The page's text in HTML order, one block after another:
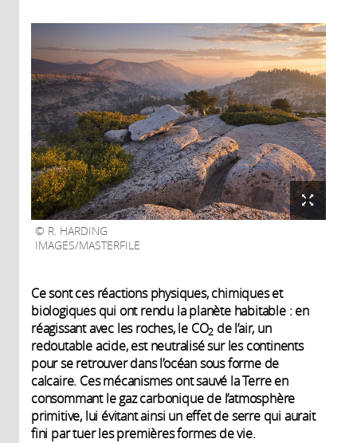
R. HARDING
IMAGES/MASTERFILE
Ce sont ces réactions physiques, chimiques et
biologiques qui ont rendu la planète habitable : en
réagissant avec les roches, le CO2 de l’air, un
redoutable acide, est neutralisé sur les continents
pour se retrouver dans l’océan sous forme de
calcaire. Ces mécanismes ont sauvé la Terre en
consommant le gaz carbonique de l’atmosphère
primitive, lui évitant ainsi un effet de serre qui aurait
fini par tuer les premières formes de vie.